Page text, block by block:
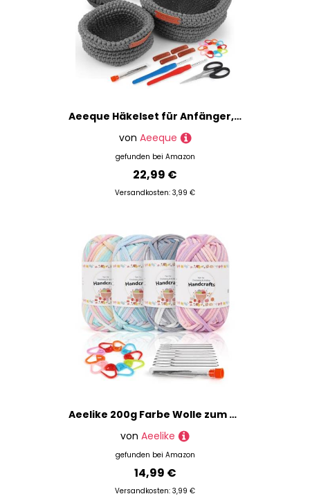
Aeeque Häkelset für Anfänger, 2pcs Körbe Häkeln Set, Quadratischer Häkelkörbe Häkel Set, Textilgarn zum Häkeln Tasche, Komplett Häckel Kit mit Zubehör, Grau
von Aeeque
gefunden bei Amazon
22,99 €
Versandkosten: 3,99 €
Aeelike 200g Farbe Wolle zum Stricken mit Zubehör, Garn zum Häkeln mit gut Sichtbaren Maschen, Einfaches Chunky Strickwolle für Anfänger, Kein Geteiltes Sperriges Baumwollgarn, Grün Yarn Textilgarn
von Aeelike
gefunden bei Amazon
14,99 €
Versandkosten: 3,99 €